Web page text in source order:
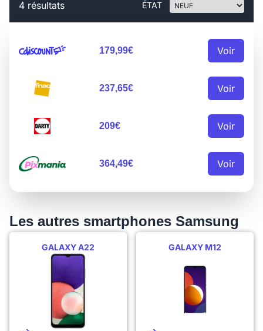
4 résultats ÉTAT
179,99€ Voir
237,65€ Voir
209€ Voir
364,49€ Voir
Les autres smartphones Samsung
GALAXY A22 GALAXY M12